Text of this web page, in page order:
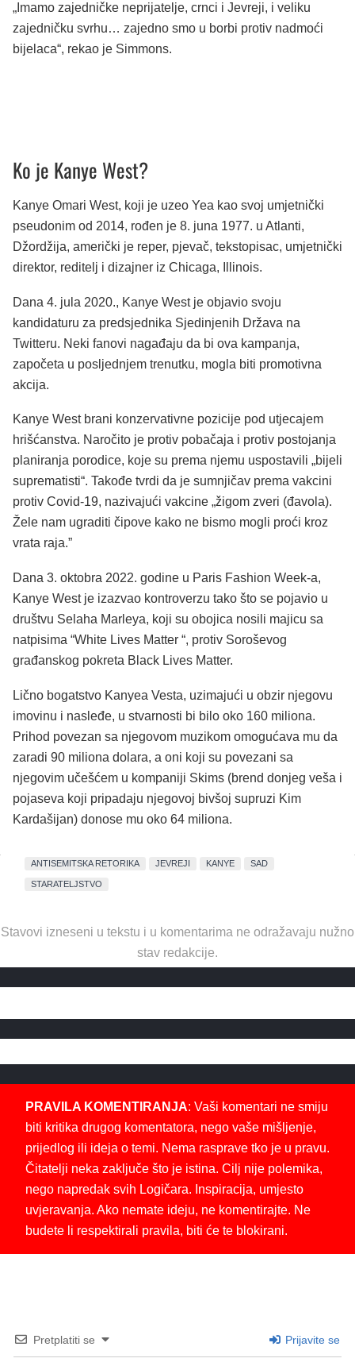
„Imamo zajedničke neprijatelje, crnci i Jevreji, i veliku
zajedničku svrhu… zajedno smo u borbi protiv nadmoći
bijelaca“, rekao je Simmons.
Ko je Kanye West?
Kanye Omari West, koji je uzeo Yea kao svoj umjetnički
pseudonim od 2014, rođen je 8. juna 1977. u Atlanti,
Džordžija, američki je reper, pjevač, tekstopisac, umjetnički
direktor, reditelj i dizajner iz Chicaga, Illinois.
Dana 4. jula 2020., Kanye West je objavio svoju
kandidaturu za predsjednika Sjedinjenih Država na
Twitteru. Neki fanovi nagađaju da bi ova kampanja,
započeta u posljednjem trenutku, mogla biti promotivna
akcija.
Kanye West brani konzervativne pozicije pod utjecajem
hrišćanstva. Naročito je protiv pobačaja i protiv postojanja
planiranja porodice, koje su prema njemu uspostavili „bijeli
suprematisti“. Takođe tvrdi da je sumnjičav prema vakcini
protiv Covid-19, nazivajući vakcine „žigom zveri (đavola).
Žele nam ugraditi čipove kako ne bismo mogli proći kroz
vrata raja.”
Dana 3. oktobra 2022. godine u Paris Fashion Week-a,
Kanye West je izazvao kontroverzu tako što se pojavio u
društvu Selaha Marleya, koji su obojica nosili majicu sa
natpisima “White Lives Matter “, protiv Soroševog
građanskog pokreta Black Lives Matter.
Lično bogatstvo Kanyea Vesta, uzimajući u obzir njegovu
imovinu i nasleđe, u stvarnosti bi bilo oko 160 miliona.
Prihod povezan sa njegovom muzikom omogućava mu da
zaradi 90 miliona dolara, a oni koji su povezani sa
njegovim učešćem u kompaniji Skims (brend donjeg veša i
pojaseva koji pripadaju njegovoj bivšoj supruzi Kim
Kardašijan) donose mu oko 64 miliona.
ANTISEMITSKA RETORIKA JEVREJI KANYE SAD
STARATELJSTVO
Stavovi izneseni u tekstu i u komentarima ne odražavaju nužno
stav redakcije.
PRAVILA KOMENTIRANJA: Vaši komentari ne smiju
biti kritika drugog komentatora, nego vaše mišljenje,
prijedlog ili ideja o temi. Nema rasprave tko je u pravu.
Čitatelji neka zaključe što je istina. Cilj nije polemika,
nego napredak svih Logičara. Inspiracija, umjesto
uvjeravanja. Ako nemate ideju, ne komentirajte. Ne
budete li respektirali pravila, biti će te blokirani.
Pretplatiti se Prijavite se